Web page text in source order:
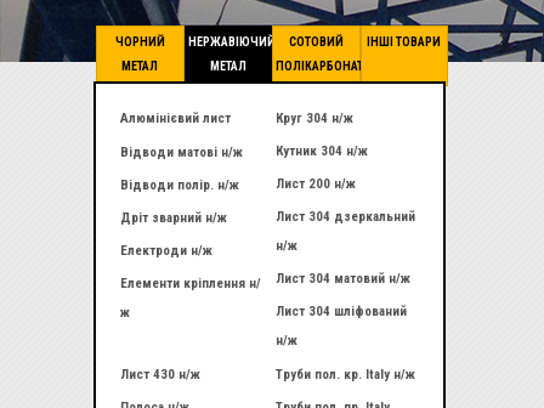
ЧОРНИЙ
МЕТАЛ
НЕРЖАВІЮЧИЙ
МЕТАЛ
Алюмінієвий лист
Відводи матові н/ж
Відводи полір. н/ж
Дріт зварний н/ж
Електроди н/ж
Елементи кріплення н/
ж
Круг 304 н/ж
Кутник 304 н/ж
Лист 200 н/ж
Лист 304 дзеркальний
н/ж
Лист 304 матовий н/ж
Лист 304 шліфований
н/ж
Лист 430 н/ж Труби пол. кр. Italy н/ж
СОТОВИЙ
ПОЛІКАРБОНАТ
ІНШІ ТОВАРИ